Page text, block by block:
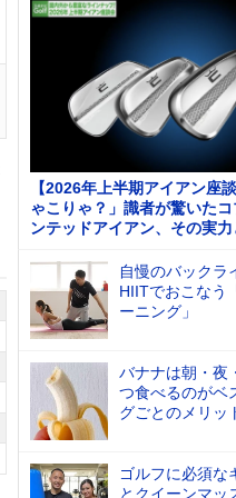
【2026年上半期アイアン座
ゃこりゃ？」識者が驚いたコ
ンテッドアイアン、その実
自慢のバックラ
HIITでおこなう
ーニング」
バナナは朝・夜
つ食べるのがベ
グごとのメリッ
ゴルフに必須な
とクイーンマッ